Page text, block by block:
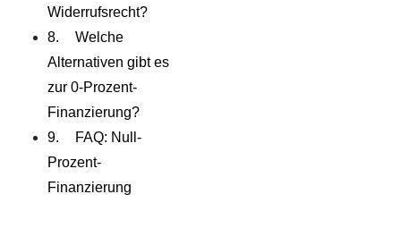
Widerrufsrecht?
Welche
Alternativen gibt es
zur 0-Prozent-
Finanzierung?
FAQ: Null-
Prozent-
Finanzierung